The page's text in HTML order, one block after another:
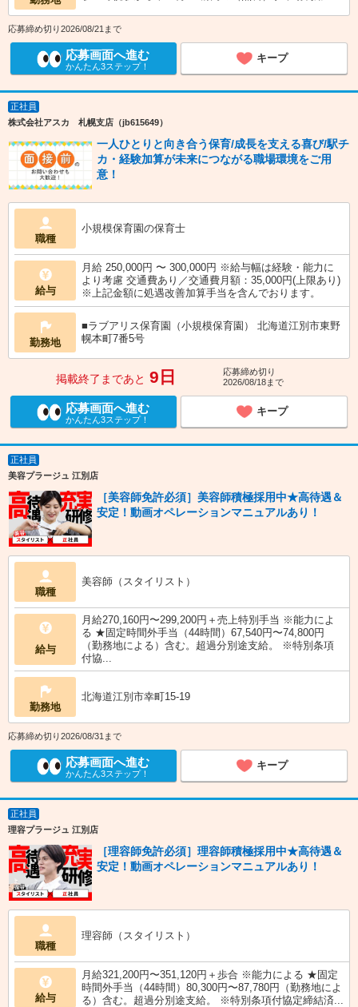
応募締め切り2026/08/21まで
応募画面へ進む
かんたん3ステップ！
キープ
正社員
株式会社アスカ 札幌支店（jb615649）
一人ひとりと向き合う保育/成長を支える喜び/駅チ
カ・経験加算が未来につながる職場環境をご用
意！
職種
小規模保育園の保育士
給与
月給 250,000円 〜 300,000円 ※給与幅は経験・能力に
より考慮 交通費あり／交通費月額：35,000円(上限あり)
※上記金額に処遇改善加算手当を含んでおります。
勤務地
■ラブアリス保育園（小規模保育園） 北海道江別市東野
幌本町7番5号
掲載終了まであと 9日
応募締め切り
2026/08/18まで
応募画面へ進む
かんたん3ステップ！
キープ
正社員
美容プラージュ 江別店
［美容師免許必須］美容師積極採用中★高待遇＆
安定！動画オペレーションマニュアルあり！
職種
美容師（スタイリスト）
給与
月給270,160円〜299,200円＋売上特別手当 ※能力によ
る ★固定時間外手当（44時間）67,540円〜74,800円
（勤務地による）含む。超過分別途支給。 ※特別条項
付協...
勤務地
北海道江別市幸町15-19
応募締め切り2026/08/31まで
応募画面へ進む
かんたん3ステップ！
キープ
正社員
理容プラージュ 江別店
［理容師免許必須］理容師積極採用中★高待遇＆
安定！動画オペレーションマニュアルあり！
職種
理容師（スタイリスト）
給与
月給321,200円〜351,120円＋歩合 ※能力による ★固定
時間外手当（44時間）80,300円〜87,780円（勤務地によ
る）含む。超過分別途支給。 ※特別条項付協定締結済...